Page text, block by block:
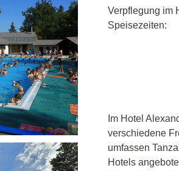
Verpflegung im
Speisezeiten:
Im Hotel
verschiedene
umfassen
Hotels